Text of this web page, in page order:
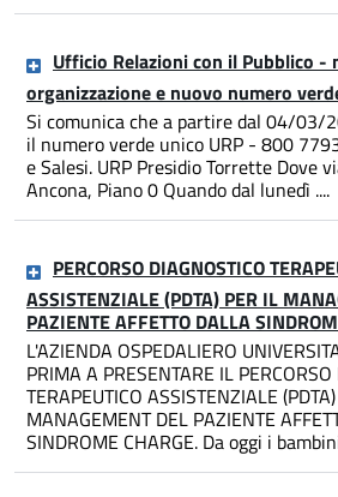
Ufficio Relazioni con il Pubblico -
organizzazione e nuovo numero
Si comunica che a partire dal 04/
il numero verde unico URP - 800
e Salesi. URP Presidio Torrette Dove
Ancona, Piano 0 Quando dal lunedì ....
PERCORSO DIAGNOSTICO
ASSISTENZIALE (PDTA) PER IL
PAZIENTE AFFETTO DALLA
L'AZIENDA OSPEDALIERO
PRIMA A PRESENTARE IL
TERAPEUTICO ASSISTENZIALE
MANAGEMENT DEL PAZIENTE
SINDROME CHARGE. Da oggi i